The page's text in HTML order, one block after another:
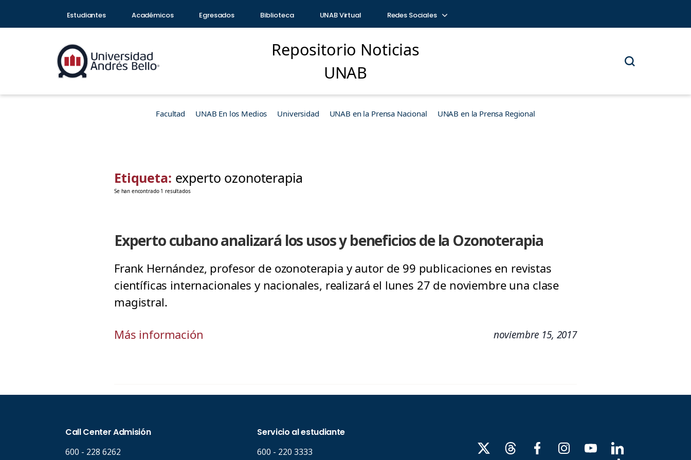
Estudiantes Académicos Egresados Biblioteca UNAB Virtual Redes Sociales
Repositorio Noticias
UNAB
Facultad UNAB En los Medios Universidad UNAB en la Prensa Nacional UNAB en la Prensa Regional
Etiqueta: experto ozonoterapia
Se han encontrado 1 resultados
Experto cubano analizará los usos y beneficios de la Ozonoterapia
Frank Hernández, profesor de ozonoterapia y autor de 99 publicaciones en revistas
científicas internacionales y nacionales, realizará el lunes 27 de noviembre una clase
magistral.
Más información noviembre 15, 2017